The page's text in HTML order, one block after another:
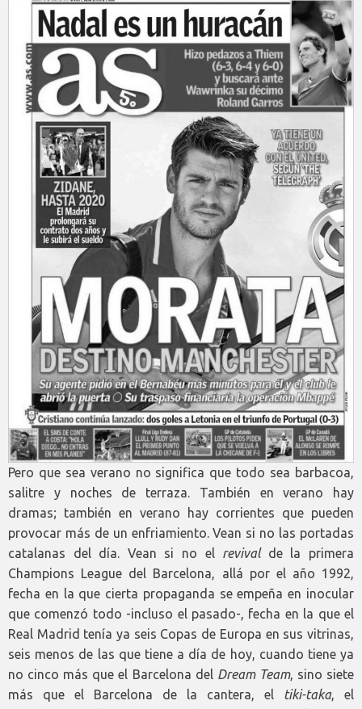
Pero que sea verano no significa que todo sea barbacoa,
salitre y noches de terraza. También en verano hay
dramas; también en verano hay corrientes que pueden
provocar más de un enfriamiento. Vean si no las portadas
catalanas del día. Vean si no el revivalde la primera
Champions League del Barcelona, allá por el año 1992,
fecha en la que cierta propaganda se empeña en inocular
que comenzó todo -incluso el pasado-, fecha en la que el
Real Madrid tenía ya seis Copas de Europa en sus vitrinas,
seis menos de las que tiene a día de hoy, cuando tiene ya
no cinco más que el Barcelona del Dream Team, sino siete
más que el Barcelona de la cantera, el tiki-taka, el